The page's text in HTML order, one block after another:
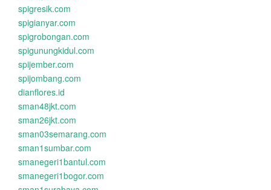
spigresik.com
spigianyar.com
spigrobongan.com
spigunungkidul.com
spijember.com
spijombang.com
dianflores.id
sman48jkt.com
sman26jkt.com
sman03semarang.com
sman1sumbar.com
smanegeri1bantul.com
smanegeri1bogor.com